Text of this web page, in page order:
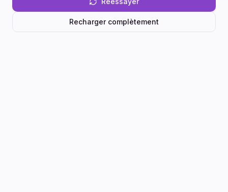
Recharger complètement